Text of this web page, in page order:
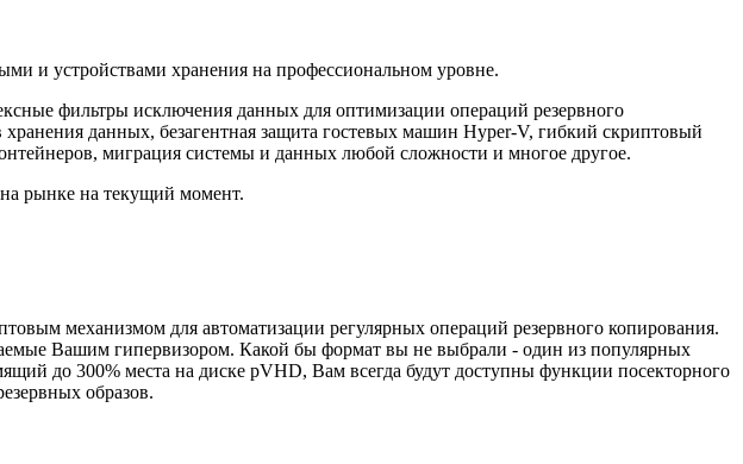
и устройствами хранения на профессиональном уровне.
фильтры исключения данных для оптимизации операций резервного
данных, безагентная защита гостевых машин Hyper-V, гибкий скриптовый
миграция системы и данных любой сложности и многое другое.
рынке на текущий момент.
механизмом для автоматизации регулярных операций резервного копирования.
Вашим гипервизором. Какой бы формат вы не выбрали - один из популярных
до 300% места на диске pVHD, Вам всегда будут доступны функции посекторного
образов.